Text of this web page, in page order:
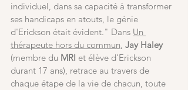
individuel, dans sa capacité à transformer
ses handicaps en atouts, le génie
d'Erickson était évident." Dans Un
thérapeute hors du commun, Jay Haley
(membre du MRI et élève d'Erickson
durant 17 ans), retrace au travers de
chaque étape de la vie de chacun, toute